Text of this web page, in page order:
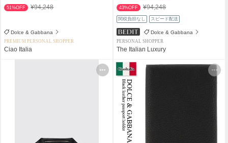
51%OFF ¥94,248
Dolce & Gabbana
PREMIUM PERSONAL SHOPPER
Ciao Italia
43%OFF ¥94,248
関税負担なし スピード配送
Dolce & Gabbana
PERSONAL SHOPPER
The Italian Luxury